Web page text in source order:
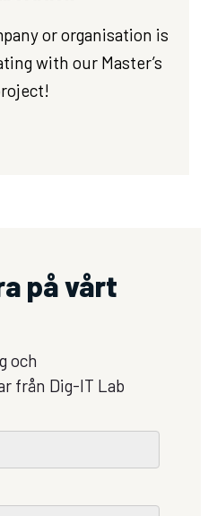
or organisation is
with our Master’s
på vårt
och
från Dig-IT Lab